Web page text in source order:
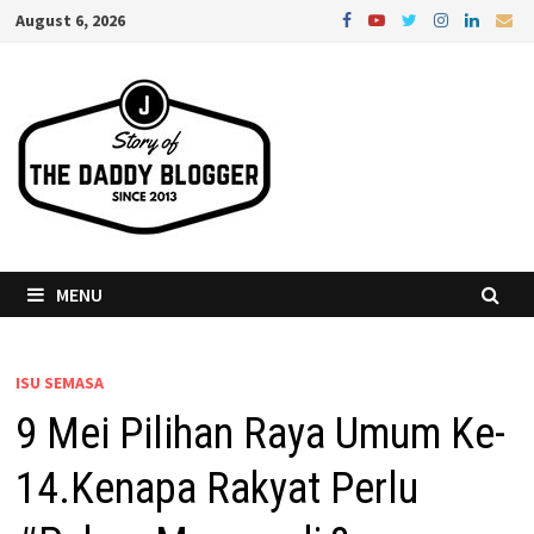
SkipAugust 6, 2026
MENU
ISU SEMASA
9 Mei Pilihan Raya Umum Ke-
14.Kenapa Rakyat Perlu